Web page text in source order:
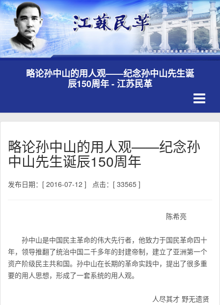
略论孙中山的用人观——纪念孙中山先生诞
辰150周年 - 江苏民革
略论孙中山的用人观——纪念孙
中山先生诞辰150周年
发布日期：[ 2016-07-12 ] 点击：[ 33565 ]
陈希亮
孙中山是中国民主革命的伟大先行者，他致力于国民革命四十
年，领导推翻了统治中国二千多年的封建帝制，建立了亚洲第一个
资产阶级民主共和国。孙中山在长期的革命实践中，提出了很多重
要的用人思想，形成了一套系统的用人观。
人尽其才 野无遗贤